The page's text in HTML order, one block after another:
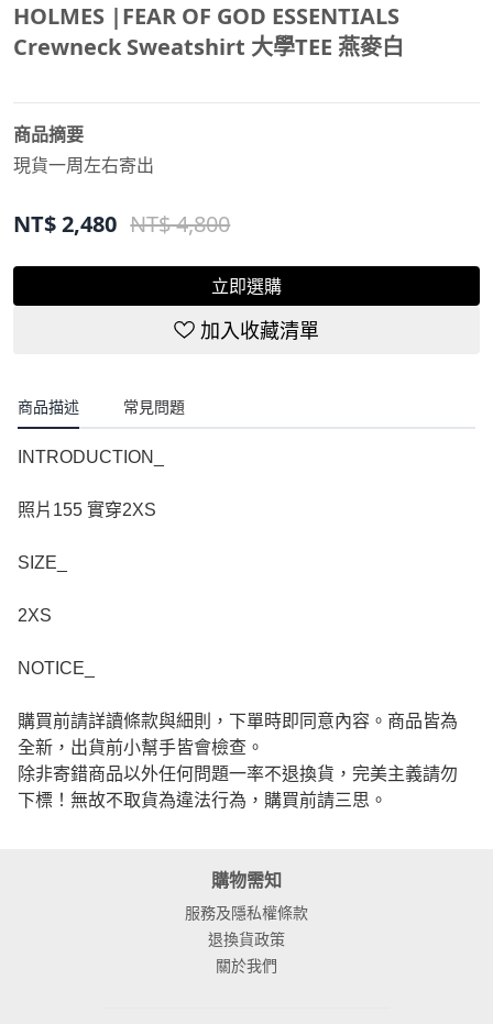
HOLMES |FEAR OF GOD ESSENTIALS
Crewneck Sweatshirt 大學TEE 燕麥白
商品摘要
現貨一周左右寄出
NT$2,480 NT$ 4,800
立即選購
加入收藏清單
商品描述 常見問題
INTRODUCTION_
照片155 實穿2XS
SIZE_
2XS
NOTICE_
購買前請詳讀條款與細則，下單時即同意內容。商品皆為
全新，出貨前小幫手皆會檢查。
除非寄錯商品以外任何問題一率不退換貨，完美主義請勿
下標！無故不取貨為違法行為，購買前請三思。
購物需知
服務及隱私權條款
退換貨政策
關於我們